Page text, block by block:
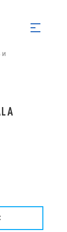
и